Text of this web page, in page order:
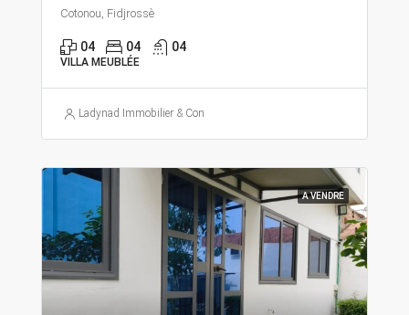
Cotonou, Fidjrossè
04 04 04
VILLA MEUBLÉE
Ladynad Immobilier & Construction
A VENDRE